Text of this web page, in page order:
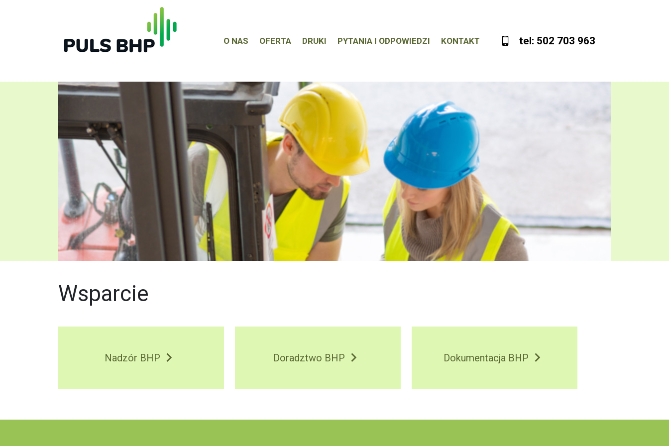
O NAS OFERTA DRUKI PYTANIA I ODPOWIEDZI KONTAKT tel: 502 703 963
Wsparcie
Nadzór BHP Doradztwo BHP Dokumentacja BHP